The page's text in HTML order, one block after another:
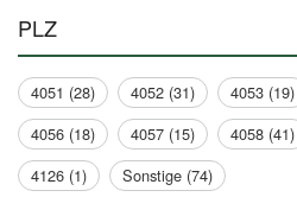
PLZ
4051 (28) 4052 (31) 4053 (19)
4056 (18)
4057 (15) 4058 (41)
4126 (1)
Sonstige (74)